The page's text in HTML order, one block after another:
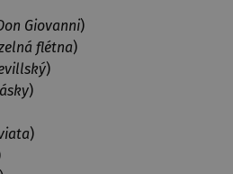
Giovanni)
flétna)
)
)
)